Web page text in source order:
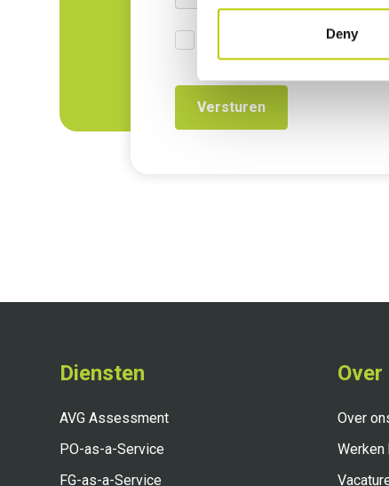
Deny
Diensten
AVG Assessment
PO-as-a-Service
FG-as-a-Service
Over
Over
Werken